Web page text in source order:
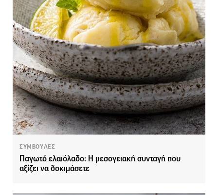
ΣΥΜΒΟΥΛΕΣ
Παγωτό ελαιόλαδο: Η μεσογειακή συνταγή που
αξίζει να δοκιμάσετε